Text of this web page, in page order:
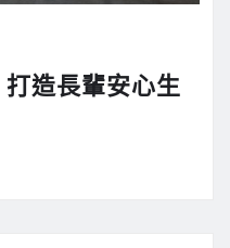
造長輩安心生